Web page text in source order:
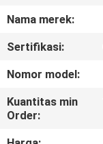
KAMI
TUR
PABRIK
Nama merek:
Sertifikasi:
Nomor model:
Kuantitas min
Order: